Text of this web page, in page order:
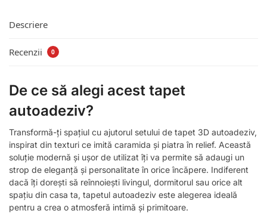
Descriere
Recenzii 0
De ce să alegi acest tapet
autoadeziv?
Transformă-ți spațiul cu ajutorul setului de tapet 3D autoadeziv,
inspirat din texturi ce imită caramida și piatra în relief. Această
soluție modernă și ușor de utilizat îți va permite să adaugi un
strop de eleganță și personalitate în orice încăpere. Indiferent
dacă îți dorești să reînnoiești livingul, dormitorul sau orice alt
spațiu din casa ta, tapetul autoadeziv este alegerea ideală
pentru a crea o atmosferă intimă și primitoare.